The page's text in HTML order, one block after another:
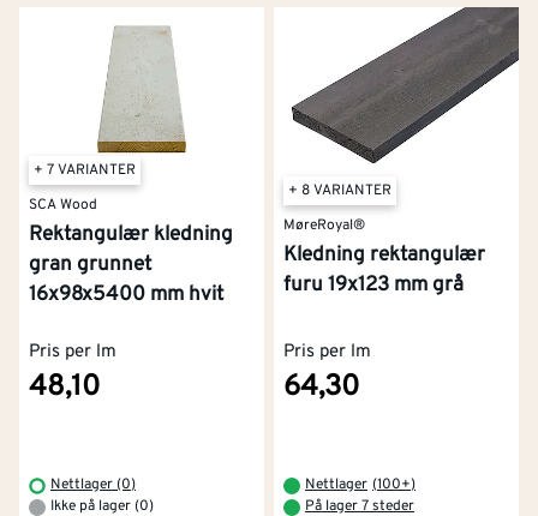
+ 7 VARIANTER
SCA Wood
Rektangulær kledning
gran grunnet
16x98x5400 mm hvit
Pris per lm
48,10
Nettlager (0)
Ikke på lager (0)
+ 8 VARIANTER
MøreRoyal®
Kledning rektangulær
furu 19x123 mm grå
Pris per lm
64,30
Nettlager (100+)
På lager 7 steder